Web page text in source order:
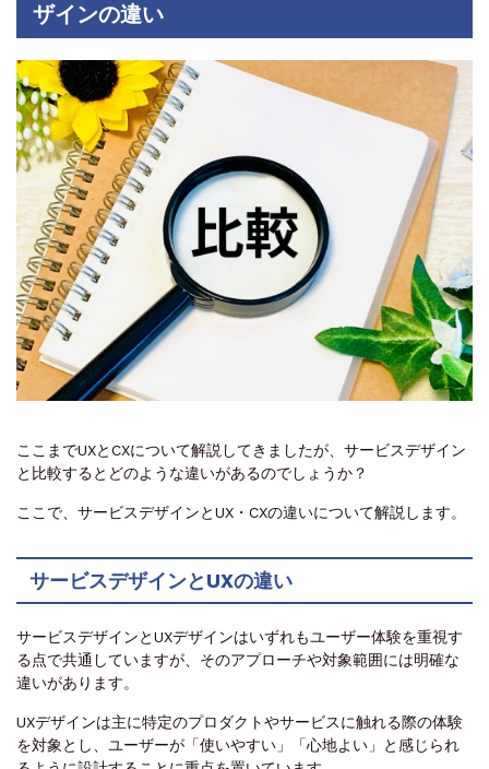
ザインの違い
ここまでUXとCXについて解説してきましたが、サービスデザイン
と比較するとどのような違いがあるのでしょうか？
ここで、サービスデザインとUX・CXの違いについて解説します。
サービスデザインとUXの違い
サービスデザインとUXデザインはいずれもユーザー体験を重視す
る点で共通していますが、そのアプローチや対象範囲には明確な
違いがあります。
UXデザインは主に特定のプロダクトやサービスに触れる際の体験
を対象とし、ユーザーが「使いやすい」「心地よい」と感じられ